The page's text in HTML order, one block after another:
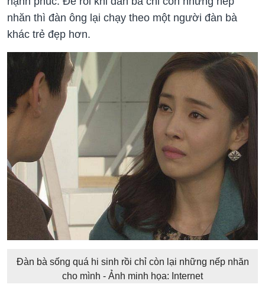
nhăn thì đàn ông lại chạy theo một người đàn bà
khác trẻ đẹp hơn.
Đàn bà sống quá hi sinh rồi chỉ còn lại những nếp nhăn
cho mình - Ảnh minh họa: Internet